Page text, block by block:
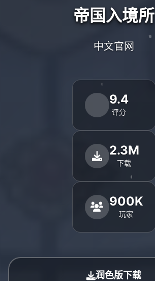
帝国入境所
中文官网
9.4
评分
2.3M
下载
900K
玩家
润色版下载